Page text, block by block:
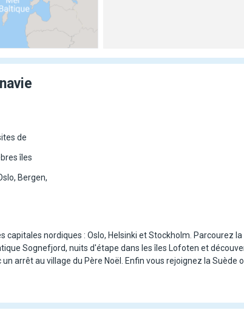
de
îles
Bergen,
nordiques : Oslo, Helsinki et Stockholm. Parcourez
Sognefjord, nuits d'étape dans les îles Lofoten et
arrêt au village du Père Noël. Enfin vous rejoignez la Suède
parcourues, un rythme modéré grâce à un vol intérieur de
à Stockholm à bord d'une croisière-traversée à travers